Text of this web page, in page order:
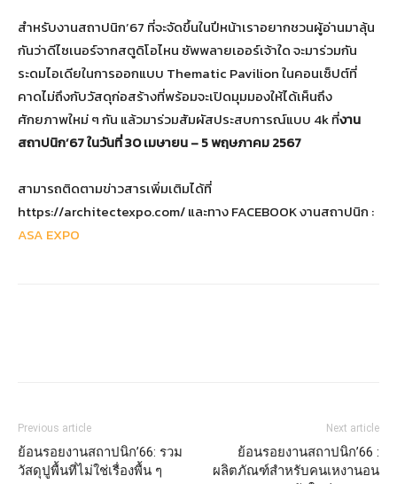
สำหรับงานสถาปนิก’67 ที่จะจัดขึ้นในปีหน้าเราอยากชวนผู้อ่านมาลุ้น
กันว่าดีไซเนอร์จากสตูดิโอไหน ซัพพลายเออร์เจ้าใด จะมาร่วมกัน
ระดมไอเดียในการออกแบบ Thematic Pavilion ในคอนเซ็ปต์ที่
คาดไม่ถึงกับวัสดุก่อสร้างที่พร้อมจะเปิดมุมมองให้ได้เห็นถึง
ศักยภาพใหม่ ๆ กัน แล้วมาร่วมสัมผัสประสบการณ์แบบ 4k ที่งาน
สถาปนิก’67 ในวันที่ 30 เมษายน – 5 พฤษภาคม 2567
สามารถติดตามข่าวสารเพิ่มเติมได้ที่
https://architectexpo.com/ และทาง FACEBOOK งานสถาปนิก :
ASA EXPO
Previous article
ย้อนรอยงานสถาปนิก’66: รวม
วัสดุปูพื้นที่ไม่ใช่เรื่องพื้น ๆ
Next article
ย้อนรอยงานสถาปนิก’66 :
ผลิตภัณฑ์สำหรับคนเหงานอน